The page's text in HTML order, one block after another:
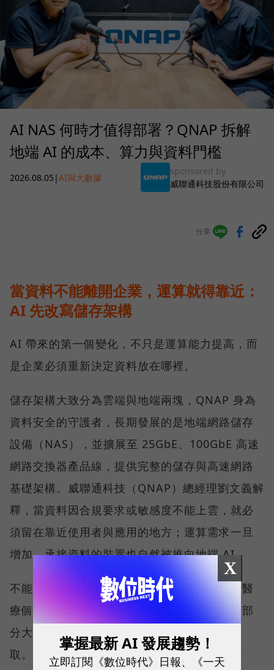
AI NAS 何時才值得部署？QNAP 拆解
地端 AI 的成本、算力與資料門檻
2026.08.05 |AI與大數據
sponsored by
威聯通科技股份有限公司
分享
當資料不能離開企業，運算就得靠近：
AI 先改寫儲存架構
AI 帶來的第一個變化，不只是運算能力提高，而
是企業必須重新決定資料放在哪裡。
儲存架構大致分為雲端與地端兩塊，QNAP 身為
資料安全的守護者，長期發展的是地端網路儲存
設備（NAS），並擴展至 25GbE、100GbE 高速
網路交換器產品線，提供完整的儲存與高速網路
基礎架構。威聯通科技（QNAP）總經理劉文義解
釋，當資料因合規要求或敏感度不能上雲，就必
須留在靠近使用者與應用的地方；運算需求一旦
增加，承接資料的裝置也自然被推向地端 AI。
不能上雲的名單比想像中長。醫療業持有大量醫
療個資，金融與保險業受到合規與法規限制，部
分大學院校與設計公司也不希望資料被雲端存
取。對這些組織而言，問題並不是雲端好不好
X
掌握最新 AI 發展趨勢！
立即訂閱《數位時代》日報、《一天